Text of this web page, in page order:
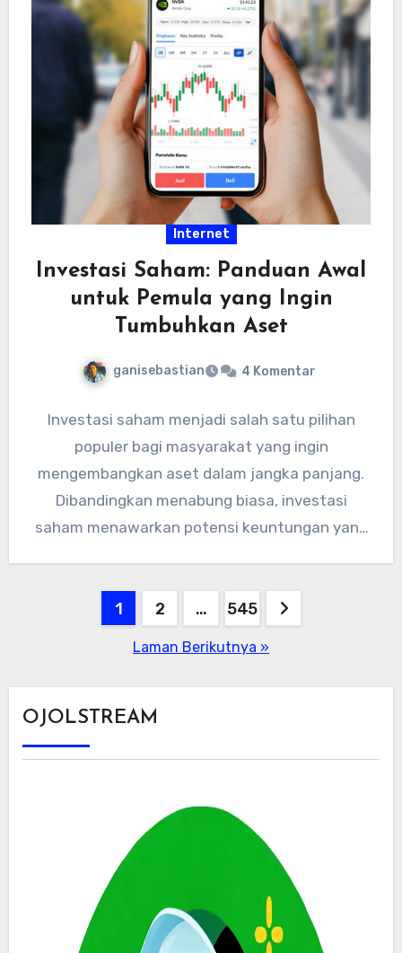
Internet
Investasi Saham: Panduan Awal
untuk Pemula yang Ingin
Tumbuhkan Aset
ganisebastian 4 Komentar
Investasi saham menjadi salah satu pilihan
populer bagi masyarakat yang ingin
mengembangkan aset dalam jangka panjang.
Dibandingkan menabung biasa, investasi
saham menawarkan potensi keuntungan yang
Paginasi
1 2 … 545
Laman Berikutnya »
OJOLSTREAM